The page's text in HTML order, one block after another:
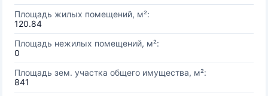
Площадь жилых помещений, м²:
120.84
Площадь нежилых помещений, м²:
0
Площадь зем. участка общего имущества, м²:
841